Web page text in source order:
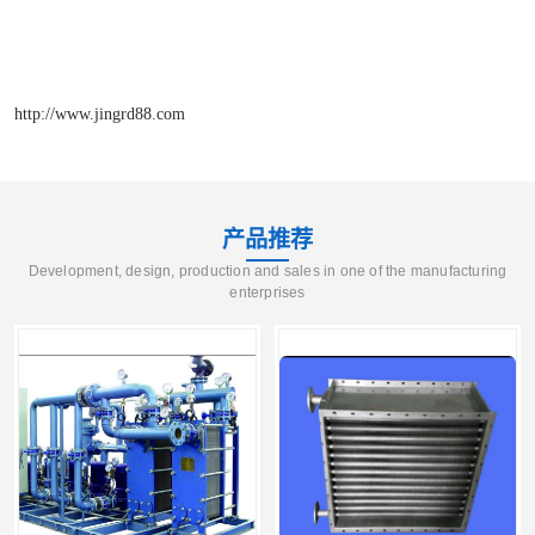
http://www.jingrd88.com
产品推荐
Development, design, production and sales in one of the manufacturing
enterprises